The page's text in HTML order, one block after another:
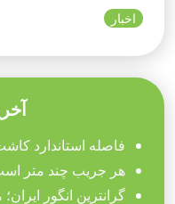
اخبار
فاصله استاندارد
هر جریب چند متر